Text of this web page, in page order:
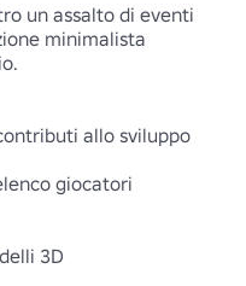
un assalto di eventi
minimalista
allo sviluppo
giocatori
3D